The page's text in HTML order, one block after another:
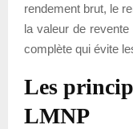
rendement brut, le
la valeur de
complète qui évite
Les
LMNP